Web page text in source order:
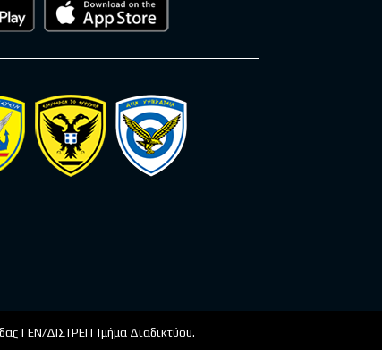
ΓΕΝ/ΔΙΣΤΡΕΠ Τμήμα Διαδικτύου.